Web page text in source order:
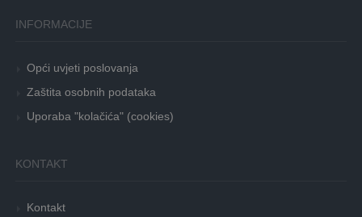
INFORMACIJE
Opći uvjeti poslovanja
Zaštita osobnih podataka
Uporaba "kolačića" (cookies)
KONTAKT
Kontakt